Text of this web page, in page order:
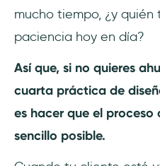
mucho tiempo, ¿y
paciencia hoy en día?
Así que, si no quieres
cuarta práctica de
es hacer que el proceso
sencillo posible.